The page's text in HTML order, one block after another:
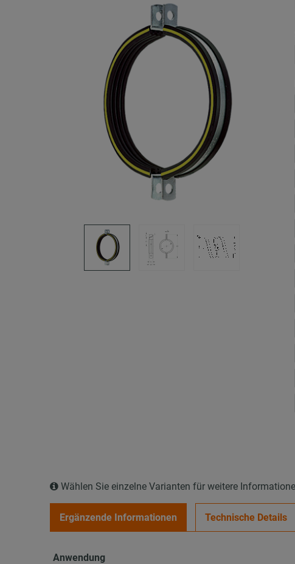
Wählen Sie einzelne Varianten für weitere
Ergänzende Informationen Technische Details
Anwendung